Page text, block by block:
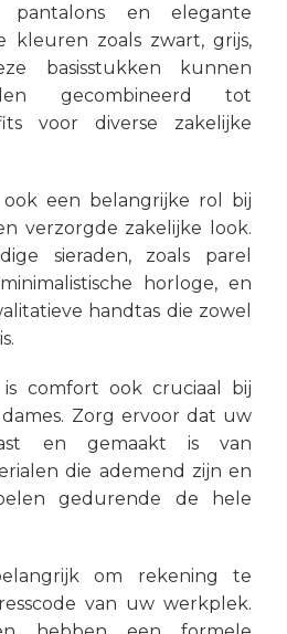
pantalons en elegante
kleuren zoals zwart, grijs,
basisstukken kunnen
gecombineerd tot
voor diverse zakelijke
ook een belangrijke rol bij
verzorgde zakelijke look.
sieraden, zoals parel
horloge, en
handtas die zowel
comfort ook cruciaal bij
Zorg ervoor dat uw
en gemaakt is van
die ademend zijn en
gedurende de hele
om rekening te
van uw werkplek.